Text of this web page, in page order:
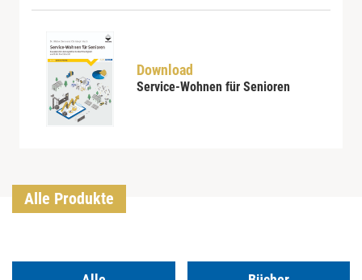
Download
Service-Wohnen für Senioren
Alle Produkte